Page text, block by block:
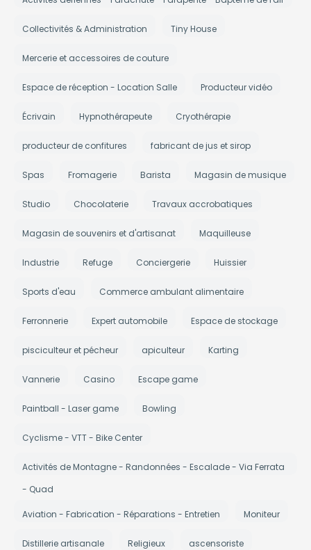
Collectivités & Administration Tiny House
Mercerie et accessoires de couture
Espace de réception - Location Salle Producteur vidéo
Écrivain Hypnothérapeute Cryothérapie
producteur de confitures fabricant de jus et sirop
Spas Fromagerie Barista Magasin de musique
Studio Chocolaterie Travaux accrobatiques
Magasin de souvenirs et d'artisanat Maquilleuse
Industrie Refuge Conciergerie Huissier
Sports d'eau Commerce ambulant alimentaire
Ferronnerie Expert automobile Espace de stockage
pisciculteur et pécheur apiculteur Karting
Vannerie Casino Escape game
Paintball - Laser game Bowling
Cyclisme - VTT - Bike Center
Activités de Montagne - Randonnées - Escalade - Via Ferrata
- Quad
Aviation - Fabrication - Réparations - Entretien Moniteur
Distillerie artisanale Religieux ascensoriste